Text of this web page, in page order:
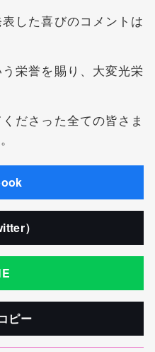
した喜びのコメントは
栄誉を賜り、大変光栄
ださった全ての皆さま
）
ピー